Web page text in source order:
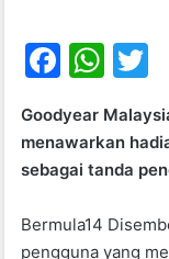
F
c
e
o
W
at
s
p
Goodyear
menawarkan
sebagai tanda
Bermula14
pengguna yang